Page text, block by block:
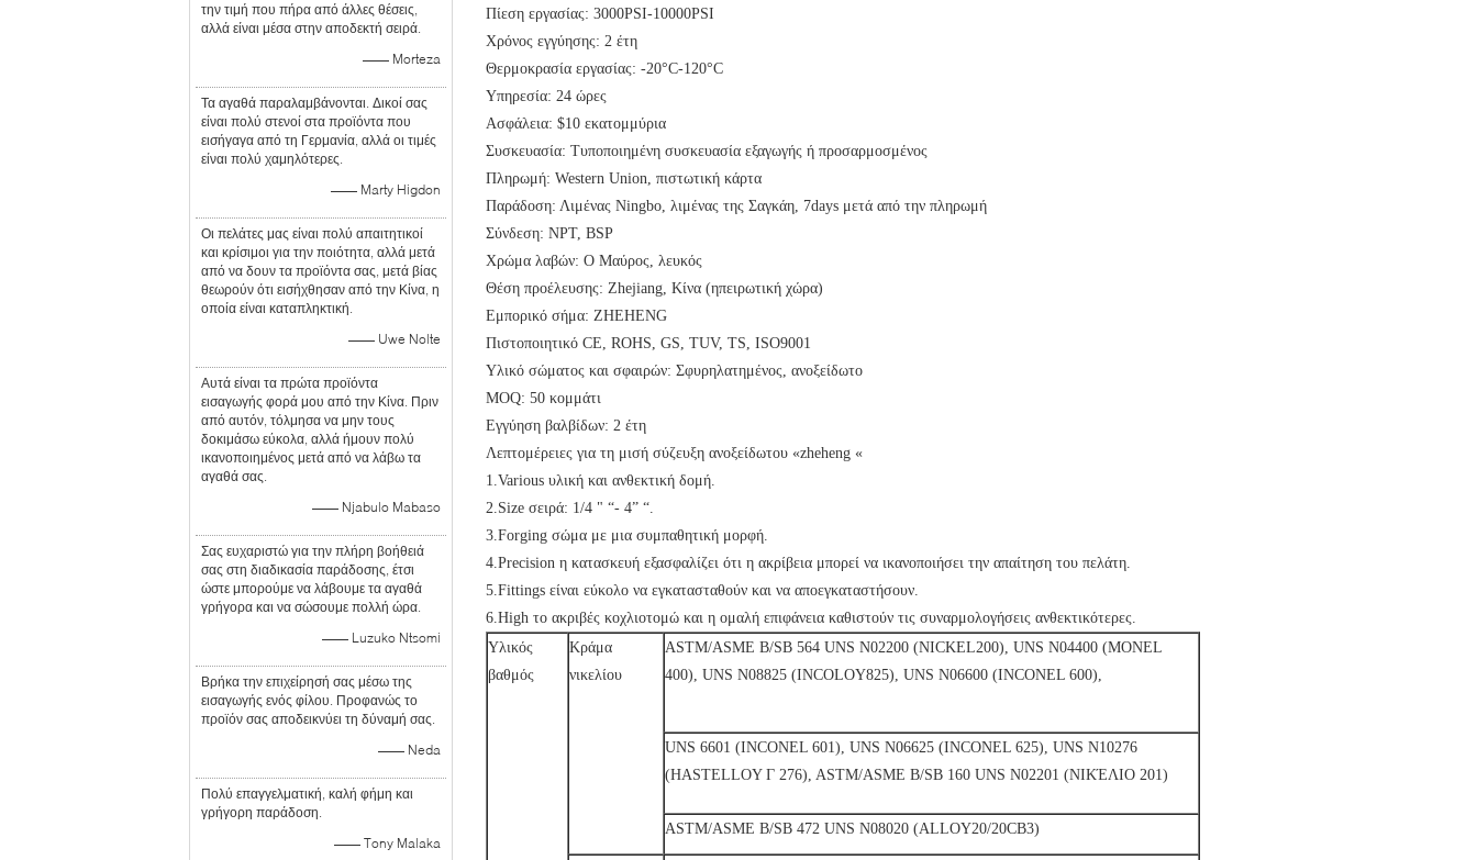
την τιμή που πήρα από άλλες θέσεις,
αλλά είναι μέσα στην αποδεκτή σειρά.
—— Morteza
Τα αγαθά παραλαμβάνονται. Δικοί σας
είναι πολύ στενοί στα προϊόντα που
εισήγαγα από τη Γερμανία, αλλά οι τιμές
είναι πολύ χαμηλότερες.
—— Marty Higdon
Οι πελάτες μας είναι πολύ απαιτητικοί
και κρίσιμοι για την ποιότητα, αλλά μετά
από να δουν τα προϊόντα σας, μετά βίας
θεωρούν ότι εισήχθησαν από την Κίνα, η
οποία είναι καταπληκτική.
—— Uwe Nolte
Αυτά είναι τα πρώτα προϊόντα
εισαγωγής φορά μου από την Κίνα. Πριν
από αυτόν, τόλμησα να μην τους
δοκιμάσω εύκολα, αλλά ήμουν πολύ
ικανοποιημένος μετά από να λάβω τα
αγαθά σας.
—— Njabulo Mabaso
Σας ευχαριστώ για την πλήρη βοήθειά
σας στη διαδικασία παράδοσης, έτσι
ώστε μπορούμε να λάβουμε τα αγαθά
γρήγορα και να σώσουμε πολλή ώρα.
—— Luzuko Ntsomi
Βρήκα την επιχείρησή σας μέσω της
εισαγωγής ενός φίλου. Προφανώς το
προϊόν σας αποδεικνύει τη δύναμή σας.
—— Neda
Πολύ επαγγελματική, καλή φήμη και
γρήγορη παράδοση.
—— Tony Malaka
Πίεση εργασίας: 3000PSI-10000PSI
Χρόνος εγγύησης: 2 έτη
Θερμοκρασία εργασίας: -20°C-120°C
Υπηρεσία: 24 ώρες
Ασφάλεια: $10 εκατομμύρια
Συσκευασία: Τυποποιημένη συσκευασία εξαγωγής ή προσαρμοσμένος
Πληρωμή: Western Union, πιστωτική κάρτα
Παράδοση: Λιμένας Ningbo, λιμένας της Σαγκάη, 7days μετά από την πληρωμή
Σύνδεση: NPT, BSP
Χρώμα λαβών: Ο Μαύρος, λευκός
Θέση προέλευσης: Zhejiang, Κίνα (ηπειρωτική χώρα)
Εμπορικό σήμα: ZHEHENG
Πιστοποιητικό CE, ROHS, GS, TUV, TS, ISO9001
Υλικό σώματος και σφαιρών: Σφυρηλατημένος, ανοξείδωτο
MOQ: 50 κομμάτι
Εγγύηση βαλβίδων: 2 έτη
Λεπτομέρειες για τη μισή σύζευξη ανοξείδωτου «zheheng «
1.Various υλική και ανθεκτική δομή.
2.Size σειρά: 1/4 " “- 4” “.
3.Forging σώμα με μια συμπαθητική μορφή.
4.Precision η κατασκευή εξασφαλίζει ότι η ακρίβεια μπορεί να ικανοποιήσει την απαίτηση του πελάτη.
5.Fittings είναι εύκολο να εγκατασταθούν και να αποεγκαταστήσουν.
6.High το ακριβές κοχλιοτομώ και η ομαλή επιφάνεια καθιστούν τις συναρμολογήσεις ανθεκτικότερες.
Υλικός
βαθμός
Κράμα
νικελίου
ASTM/ASME B/SB 564 UNS N02200 (NICKEL200), UNS N04400 (MONEL
400), UNS N08825 (INCOLOY825), UNS N06600 (INCONEL 600),
UNS 6601 (INCONEL 601), UNS N06625 (INCONEL 625), UNS N10276
(HASTELLOY Γ 276), ASTM/ASME B/SB 160 UNS N02201 (ΝΙΚΈΛΙΟ 201)
ASTM/ASME B/SB 472 UNS N08020 (ALLOY20/20CB3)